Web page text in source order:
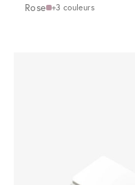
Rose +3 couleurs